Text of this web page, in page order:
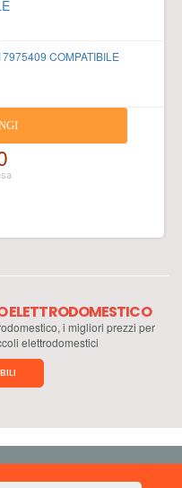
COMPATIBILE
ELETTRODOMESTICO
i migliori prezzi per
elettrodomestici